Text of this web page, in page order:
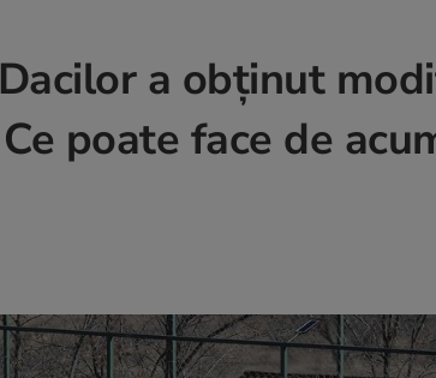
a obținut
poate face de